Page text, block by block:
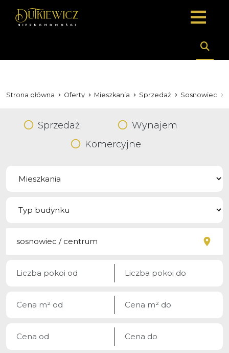
Strona główna Oferty Mieszkania Sprzedaż Sosnowiec
Sprzedaż
Wynajem
Komercyjne